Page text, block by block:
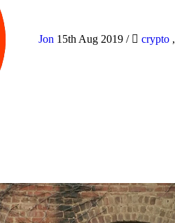
Jon 15th Aug 2019 / crypto ,